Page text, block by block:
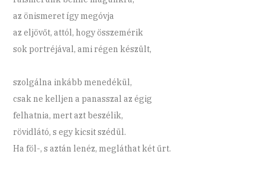
az önismeret így megóvja
az eljövőt, attól, hogy összemérik
sok portréjával, ami régen készült,
szolgálna inkább menedékül,
csak ne kelljen a panasszal az égig
felhatnia, mert azt beszélik,
rövidlátó, s egy kicsit szédül.
Ha föl-, s aztán lenéz, megláthat két űrt.